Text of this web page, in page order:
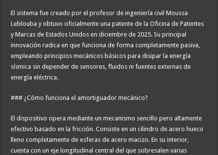
El sistema fue creado por el profesor de ingeniería civil Moussa
Leblouba y obtuvo oficialmente una patente de la Oficina de Patentes
y Marcas de Estados Unidos en diciembre de 2025. Su principal
innovación radica en que funciona de forma completamente pasiva,
empleando principios mecánicos básicos para disipar la energía
sísmica sin depender de sensores, fluidos ni fuentes externas de
energía eléctrica.
### ¿Cómo funciona el amortiguador mecánico?
El dispositivo opera mediante un mecanismo sencillo pero altamente
efectivo basado en la fricción. Consiste en un cilindro de acero hueco
lleno completamente de esferas de acero macizo. En su interior,
cuenta con un eje longitudinal central del que sobresalen varias